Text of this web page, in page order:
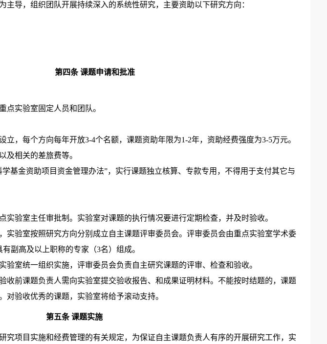
主导，组织团队开展持续深入的系统性研究，主要资助以下研究方向：
第四条 课题申请和批准
点实验室固定人员和团队。
立，每个方向每年开放3-4个名额，课题资助年限为1-2年，资助经费强度为3-5万元。
及相关的差旅费等。
基金资助项目资金管理办法”，实行课题独立核算、专款专用，不得用于支付其它与
实验室主任审批制。实验室对课题的执行情况要进行定期检查，并及时验收。
实验室按照研究方向分别成立自主课题评审委员会。评审委员会由重点实验室学术委
副高及以上职称的专家（3名）组成。
验室统一组织实施，评审委员会负责自主研究课题的评审、检查和验收。
收前课题负责人需向实验室提交验收报告、和成果证明材料。不能按时结题的，课题
对验收优秀的课题，实验室将给予滚动支持。
第五条 课题实施
究项目实施和经费管理的有关规定，为保证自主课题负责人有序的开展研究工作，实